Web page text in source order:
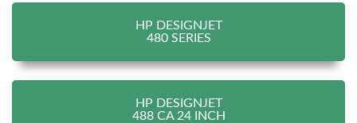
HP DESIGNJET
480 SERIES
HP DESIGNJET
488 CA 24 INCH